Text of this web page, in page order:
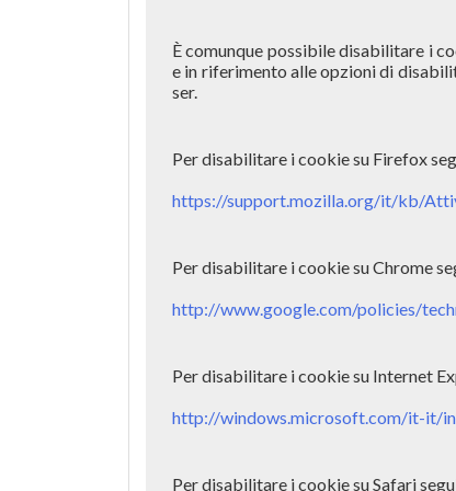
È comunque possibile disabilitare i
e in riferimento alle opzioni di
ser.
Per disabilitare i cookie su Firefox
https://support.mozilla.org/it/kb/
Per disabilitare i cookie su Chrome
http://www.google.com/policies/
Per disabilitare i cookie su Internet
http://windows.microsoft.com/it-it/
Per disabilitare i cookie su Safari